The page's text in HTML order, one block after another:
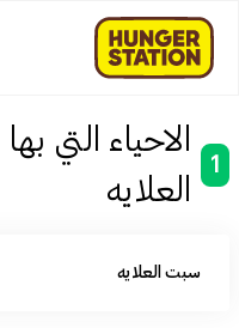
1
الاحياء التي
العلايه
سبت العلايه